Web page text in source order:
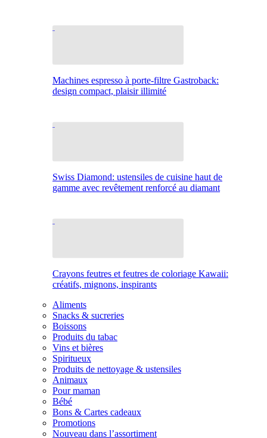
Machines espresso à porte-filtre Gastroback:
design compact, plaisir illimité
Swiss Diamond: ustensiles de cuisine haut de
gamme avec revêtement renforcé au diamant
Crayons feutres et feutres de coloriage Kawaii:
créatifs, mignons, inspirants
Aliments
Snacks & sucreries
Boissons
Produits du tabac
Vins et bières
Spiritueux
Produits de nettoyage & ustensiles
Animaux
Pour maman
Bébé
Bons & Cartes cadeaux
Promotions
Nouveau dans l’assortiment